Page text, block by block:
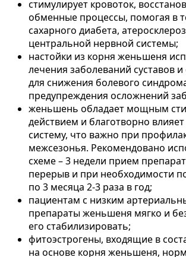
стимулирует кровоток,
обменные процессы, помогая в
сахарного диабета,
центральной нервной системы;
настойки из корня женьшеня
лечения заболеваний суставов
для снижения болевого
предупреждения осложнений
женьшень обладает мощным
действием и благотворно
систему, что важно при
межсезонья. Рекомендовано
схеме – 3 недели прием
перерыв и при необходимости
по 3 месяца 2-3 раза в год;
пациентам с низким
препараты женьшеня мягко и
его стабилизировать;
фитоэстрогены, входящие в
на основе корня женьшеня,